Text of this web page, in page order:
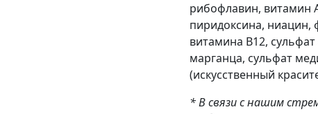
рибофлавин, витамин
пиридоксина, ниацин,
витамина B12,
марганца, сульфат
(искусственный
* В связи с нашим